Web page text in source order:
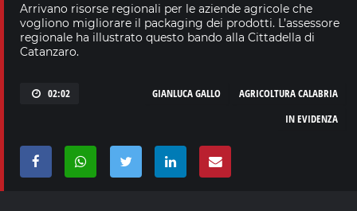
Arrivano risorse regionali per le aziende agricole che
vogliono migliorare il packaging dei prodotti. L’assessore
regionale ha illustrato questo bando alla Cittadella di
Catanzaro.
02:02 AGRICOLTURA CALABRIA
GIANLUCA GALLO
IN EVIDENZA